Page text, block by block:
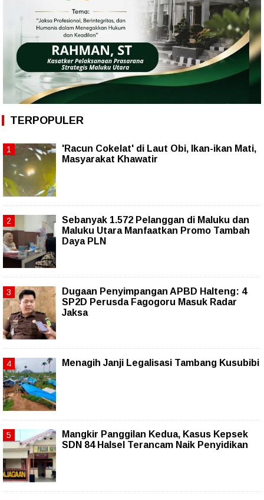
TERPOPULER
'Racun Cokelat' di Laut Obi, Ikan-ikan Mati,
Masyarakat Khawatir
Sebanyak 1.572 Pelanggan di Maluku dan
Maluku Utara Manfaatkan Promo Tambah
Daya PLN
Dugaan Penyimpangan APBD Halteng: 4
SP2D Perusda Fagogoru Masuk Radar
Jaksa
Menagih Janji Legalisasi Tambang Kusubibi
Mangkir Panggilan Kedua, Kasus Kepsek
SDN 84 Halsel Terancam Naik Penyidikan